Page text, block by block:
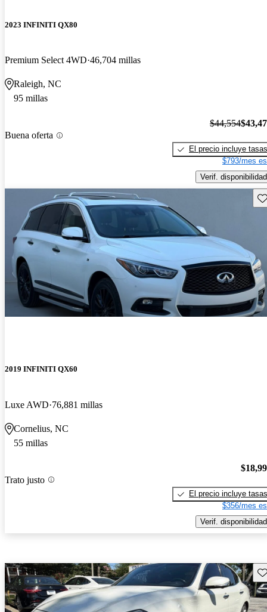
2023 INFINITI QX80
Premium Select 4WD 46,704 millas
Raleigh, NC
95 millas
Buena oferta
$44,554
El precio incluye tasas
$793/mes
Verif. disponibilidad
2019 INFINITI QX60
Luxe AWD 76,881 millas
Cornelius, NC
55 millas
Trato justo
El precio incluye tasas
$356/mes
Verif. disponibilidad